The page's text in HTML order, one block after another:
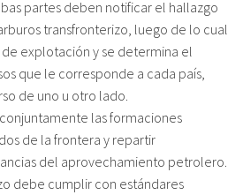
partes deben notificar el hallazgo
transfronterizo, luego de lo cual
explotación y se determina el
que le corresponde a cada país,
de uno u otro lado.
las formaciones
de la frontera y repartir
del aprovechamiento petrolero.
debe cumplir con estándares